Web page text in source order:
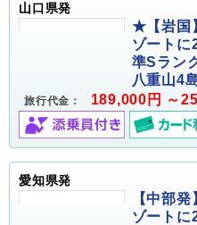
山口県発
★【岩国
ゾートに
準Sラン
八重山4
旅行代金： 189,000円 ～
愛知県発
【中部
ゾートに